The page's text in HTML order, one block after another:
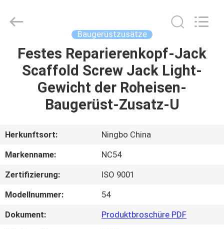
HAUSE
PRODUKTE
VIDEOS
UNS
WERKSBESICHTIGUNG
Foundry
CO.,LTD.
Baugerüstzusätze
Festes Reparierenkopf-Jack
Scaffold Screw Jack Light-
Gewicht der Roheisen-
Baugerüst-Zusatz-U
Herkunftsort:
Ningbo China
Markenname:
NC54
Zertifizierung:
ISO 9001
Modellnummer:
54
Dokument:
Produktbroschüre PDF